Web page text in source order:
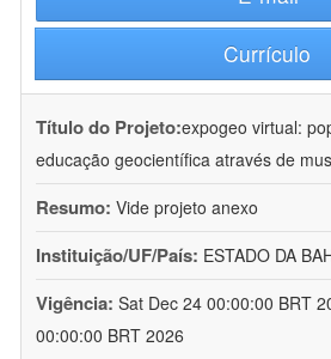
Currículo
Título do Projeto:expogeo virtual:
educação geocientífica através de
Resumo: Vide projeto anexo
Instituição/UF/País: ESTADO DA
Vigência: Sat Dec 24 00:00:00 BRT
00:00:00 BRT 2026